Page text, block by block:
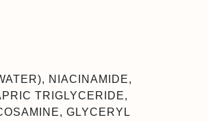
NIACINAMIDE,
TRIGLYCERIDE,
GLYCERYL